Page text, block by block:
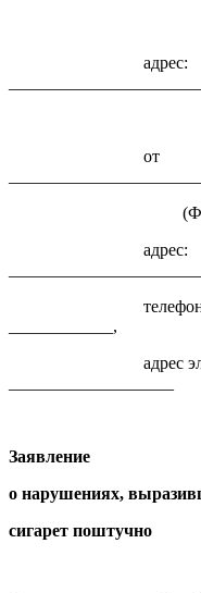
адрес:
от
(Ф.И.О. или
адрес:
телефон:
____________,
адрес
Заявление
о нарушениях,
сигарет поштучно